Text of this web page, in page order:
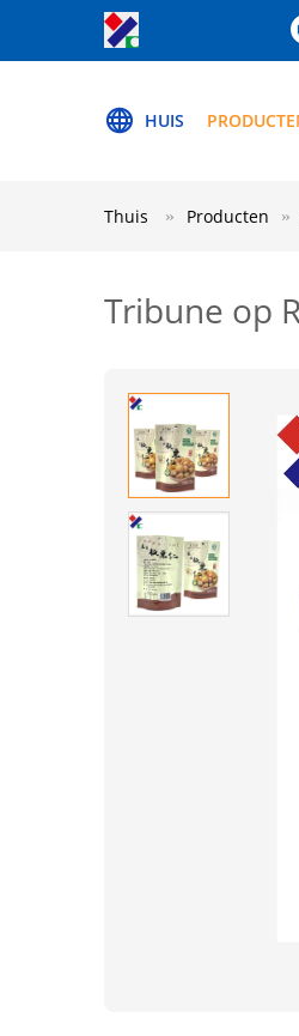
HUIS
Thuis Producten
Tribune op